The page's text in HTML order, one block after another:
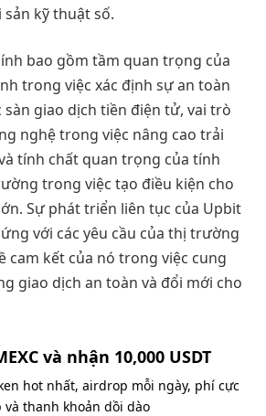
kỹ thuật số.
bao gồm tầm quan trọng của
trong việc xác định sự an toàn
sàn giao dịch tiền điện tử, vai trò
nghệ trong việc nâng cao trải
tính chất quan trọng của tính
trong việc tạo điều kiện cho
Sự phát triển liên tục của Upbit
với các yêu cầu của thị trường
cam kết của nó trong việc cung
giao dịch an toàn và đổi mới cho
và nhận 10,000 USDT
hot nhất, airdrop mỗi ngày, phí cực
và thanh khoản dồi dào